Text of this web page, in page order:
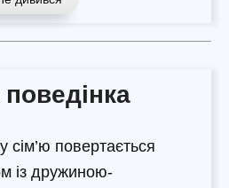
сім’ю повертається
із дружиною-